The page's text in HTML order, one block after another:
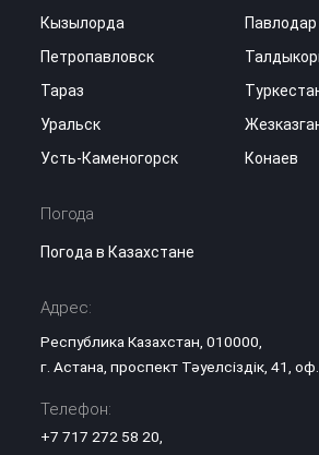
Кызылорда
Павлодар
Петропавловск
Тараз
Уральск
Усть-Каменогорск
Конаев
Погода
Погода в Казахстане
Адрес:
Республика Казахстан, 010000,
г. Астана, проспект Тәуелсіздік, 41,
Телефон:
+7 717 272 58 20,